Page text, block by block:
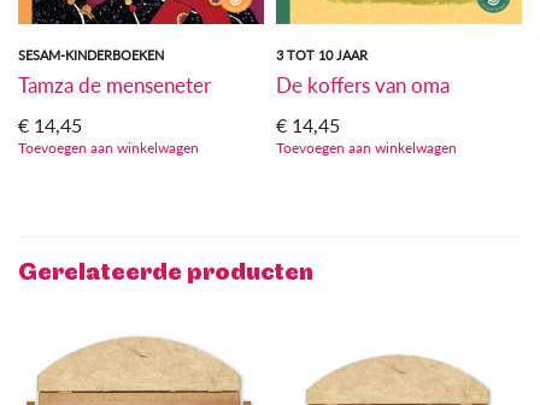
SESAM-KINDERBOEKEN
Tamza de menseneter
€ 14,45
Toevoegen aan winkelwagen
3 TOT 10 JAAR
De koffers van oma
€ 14,45
Toevoegen aan winkelwagen
Gerelateerde producten